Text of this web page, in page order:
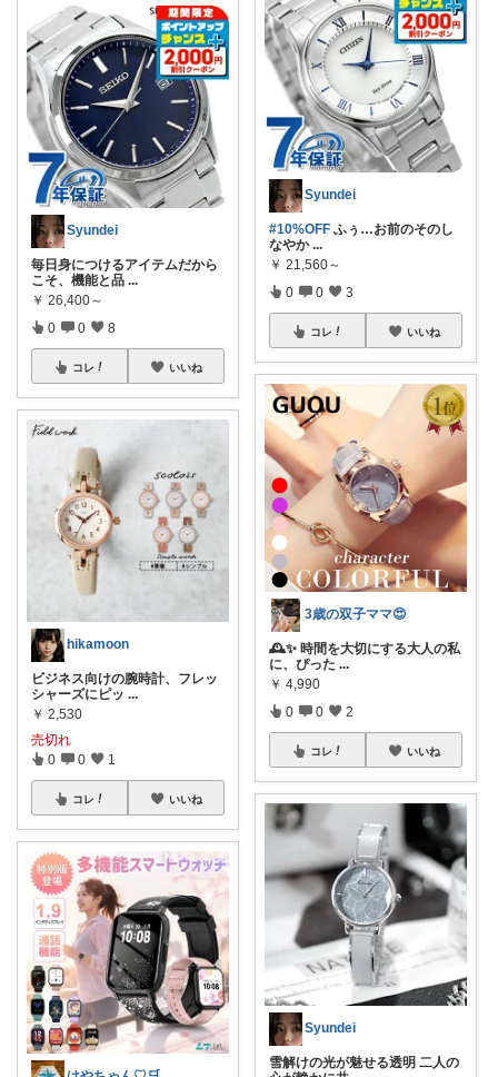
Syundei
毎日身につけるアイテムだから
こそ、機能と品 ...
￥ 26,400～
0 0 8
コレ いいね
hikamoon
ビジネス向けの腕時計、フレッ
シャーズにピッ ...
￥ 2,530
売切れ
0 0 1
コレ いいね
Syundei
#10%OFF ふぅ…お前のそのし
なやか ...
￥ 21,560～
0 0 3
コレ いいね
3歳の双子ママ😍
🕰️✨ 時間を大切にする大人の私
に、ぴった ...
￥ 4,990
0 0 2
コレ いいね
Syundei
雪解けの光が魅せる透明 二人の